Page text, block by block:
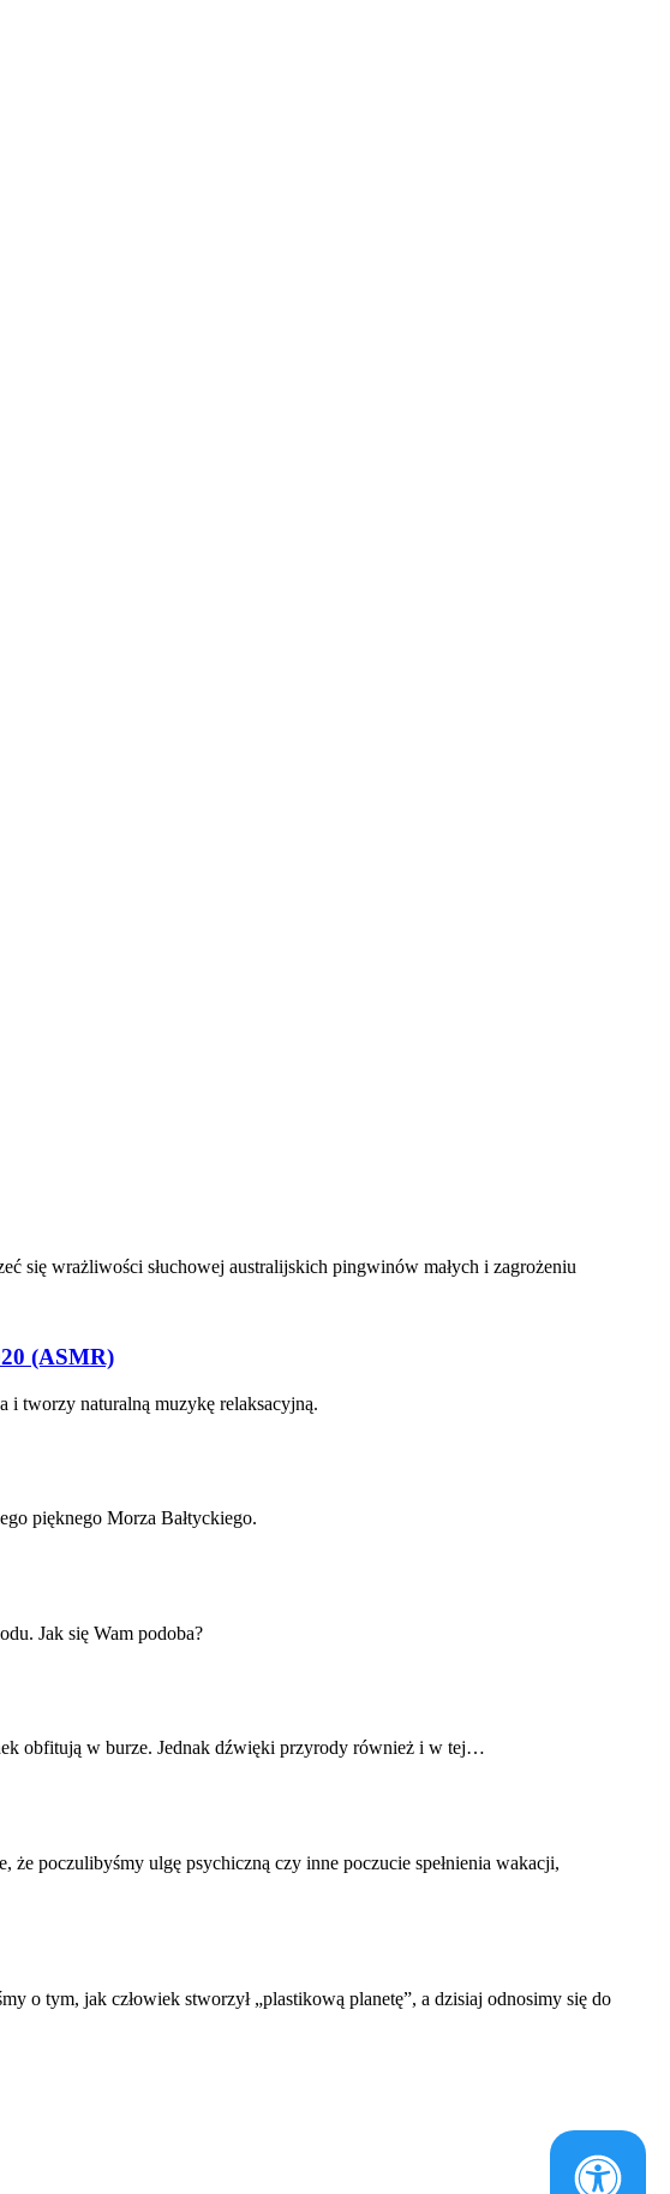
się wrażliwości słuchowej australijskich pingwinów małych i zagrożeniu
(ASMR)
i tworzy naturalną muzykę relaksacyjną.
pięknego Morza Bałtyckiego.
Jak się Wam podoba?
obfitują w burze. Jednak dźwięki przyrody również i w tej…
poczulibyśmy ulgę psychiczną czy inne poczucie spełnienia wakacji,
o tym, jak człowiek stworzył „plastikową planetę”, a dzisiaj odnosimy się do